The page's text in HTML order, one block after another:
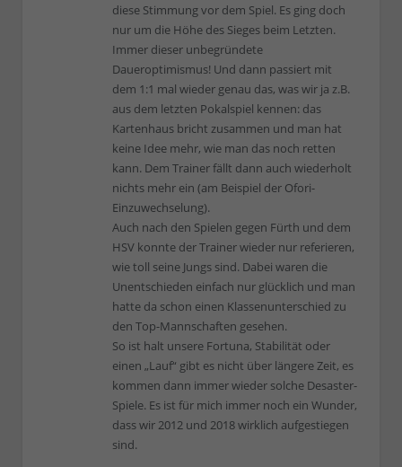
diese Stimmung vor dem Spiel. Es ging doch
nur um die Höhe des Sieges beim Letzten.
Immer dieser unbegründete
Daueroptimismus! Und dann passiert mit
dem 1:1 mal wieder genau das, was wir ja z.B.
aus dem letzten Pokalspiel kennen: das
Kartenhaus bricht zusammen und man hat
keine Idee mehr, wie man das noch retten
kann. Dem Trainer fällt dann auch wiederholt
nichts mehr ein (am Beispiel der Ofori-
Einzuwechselung).
Auch nach den Spielen gegen Fürth und dem
HSV konnte der Trainer wieder nur referieren,
wie toll seine Jungs sind. Dabei waren die
Unentschieden einfach nur glücklich und man
hatte da schon einen Klassenunterschied zu
den Top-Mannschaften gesehen.
So ist halt unsere Fortuna, Stabilität oder
einen „Lauf“ gibt es nicht über längere Zeit, es
kommen dann immer wieder solche Desaster-
Spiele. Es ist für mich immer noch ein Wunder,
dass wir 2012 und 2018 wirklich aufgestiegen
sind.